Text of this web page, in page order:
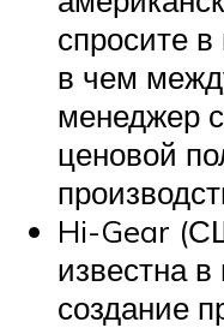
спросите
в чем
менеджер
ценовой
Hi-Gear
известна
создание